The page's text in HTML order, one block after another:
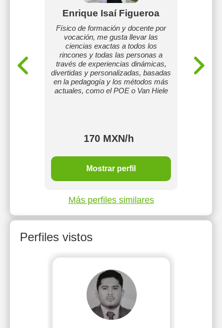
Enrique Isaí Figueroa
Físico de formación y docente por
vocación, me gusta llevar las
ciencias exactas a todos los
rincones y todas las personas a
través de experiencias dinámicas,
divertidas y personalizadas, basadas
en la pedagogía y los métodos más
actuales, como el POE o Van Hiele
170 MXN/h
Mostrar perfil
me
ayudar
Más perfiles similares
Perfiles vistos